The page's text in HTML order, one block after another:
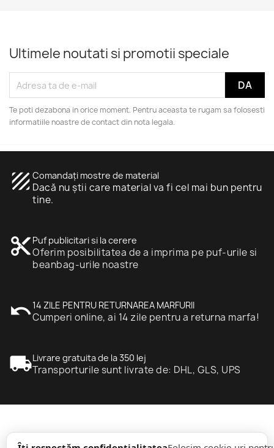
Ultimele noutati si promotii speciale
Te poti dezabona in orice moment. Pentru aceasta te rugam sa folosesti
informatiile noastre de contact din nota legala.
texture Comandați mostre de material
Dacă nu știi care material va fi cel mai bun pentru
tine.
content_cut Puf publicitari si la cerere
Oferim posibilitatea de a imprima pe puf-urile si
beanbag-urile noastre
undo14 ZILE PENTRU RETURNAREA MARFURII
Cumperi online, ai 14 zile pentru a returna marfa!
local_shippingLivrare gratuita de la 350 lej
Transporturile sunt livrate de: DHL, GLS, UPS
informație